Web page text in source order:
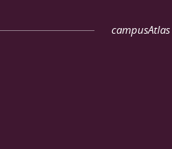
campusAtlas